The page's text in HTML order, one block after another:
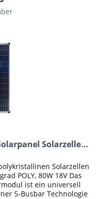
Solarzelle...
Solarzellen
POLY, 80W 18V Das
ist ein universell
5-Busbar Technologie